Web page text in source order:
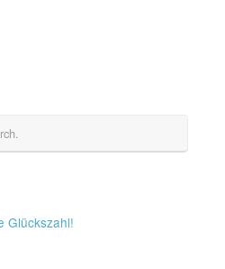
Glückszahl!